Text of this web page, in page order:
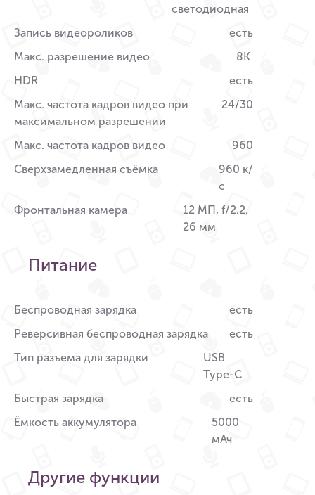
светодиодная
Запись видеороликов
есть
Макс. разрешение видео
8K
HDR
есть
Макс. частота кадров видео при
максимальном разрешении
24/30
Макс. частота кадров видео
960
Сверхзамедленная съёмка
960 к/
с
Фронтальная камера
12 МП, f/2.2,
26 мм
Питание
Беспроводная зарядка
есть
Реверсивная беспроводная зарядка
есть
Тип разъема для зарядки
USB
Type-C
Быстрая зарядка
есть
Ёмкость аккумулятора
5000
мАч
Другие функции